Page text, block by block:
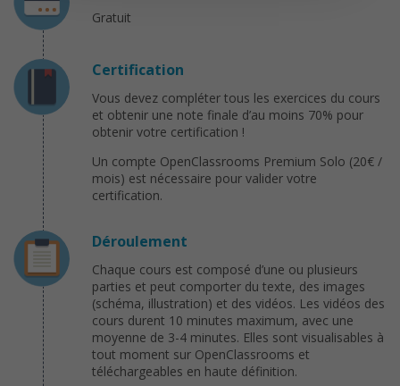
Gratuit
Certification
Vous devez compléter tous les exercices du cours
et obtenir une note finale d’au moins 70% pour
obtenir votre certification !
Un compte OpenClassrooms Premium Solo (20€ /
mois) est nécessaire pour valider votre
certification.
Déroulement
Chaque cours est composé d’une ou plusieurs
parties et peut comporter du texte, des images
(schéma, illustration) et des vidéos. Les vidéos des
cours durent 10 minutes maximum, avec une
moyenne de 3-4 minutes. Elles sont visualisables à
tout moment sur OpenClassrooms et
téléchargeables en haute définition.